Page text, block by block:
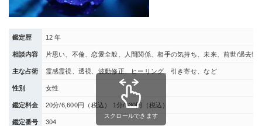
鑑定歴 12 年
相談内容 片思い、不倫、恋愛全般、人間関係、相手の気持ち、未来、前世/過去世
主な占術 霊感霊視、透視、波動修正、ヒーリング、引き寄せ、など
性別 女性
鑑定料金 20分/6,600円（税込） 1分/330円（税込）
鑑定番号 304
スクロールできます